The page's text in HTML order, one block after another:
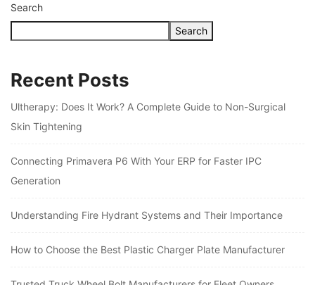
Search
Search
Recent Posts
Ultherapy: Does It Work? A Complete Guide to Non-Surgical
Skin Tightening
Connecting Primavera P6 With Your ERP for Faster IPC
Generation
Understanding Fire Hydrant Systems and Their Importance
How to Choose the Best Plastic Charger Plate Manufacturer